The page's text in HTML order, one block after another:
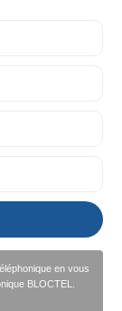
en vous
BLOCTEL.